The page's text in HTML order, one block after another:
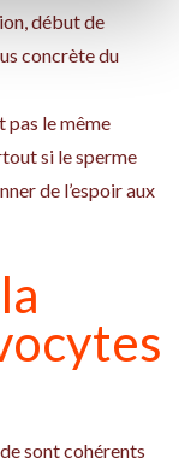
début de
concrète du
pas le même
si le sperme
de l’espoir aux
sont cohérents